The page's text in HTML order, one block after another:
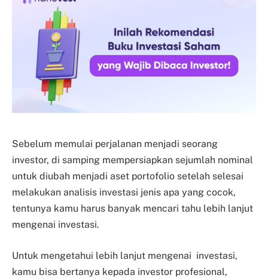
Sebelum memulai perjalanan menjadi seorang
investor, di samping mempersiapkan sejumlah nominal
untuk diubah menjadi aset portofolio setelah selesai
melakukan analisis investasi jenis apa yang cocok,
tentunya kamu harus banyak mencari tahu lebih lanjut
mengenai investasi.
Untuk mengetahui lebih lanjut mengenai investasi,
kamu bisa bertanya kepada investor profesional,